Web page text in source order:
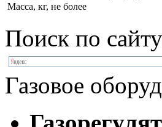
Масса, кг, не более
Поиск по сайту
Газовое